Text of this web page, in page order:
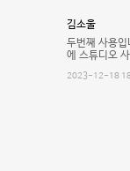
김소울
두번째 사용
에 스튜디오
2023-12-18